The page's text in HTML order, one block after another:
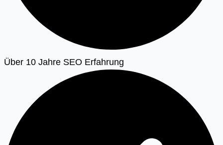
Über 10 Jahre SEO Erfahrung